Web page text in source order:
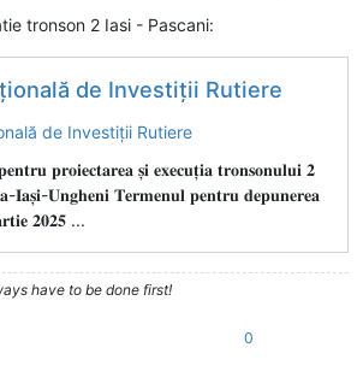
tronson 2 Iasi - Pascani:
de Investiții Rutiere
𝐩𝐫𝐨𝐢𝐞𝐜𝐭𝐚𝐫𝐞𝐚 𝐬̦𝐢 𝐞𝐱𝐞𝐜𝐮𝐭̦𝐢𝐚 𝐭𝐫𝐨𝐧𝐬𝐨𝐧𝐮𝐥𝐮𝐢 𝟐
𝐈𝐚𝐬̦𝐢-𝐔𝐧𝐠𝐡𝐞𝐧𝐢 𝐓𝐞𝐫𝐦𝐞𝐧𝐮𝐥 𝐩𝐞𝐧𝐭𝐫𝐮 𝐝𝐞𝐩𝐮𝐧𝐞𝐫𝐞𝐚
𝟐𝟎𝟐𝟓 ...
have to be done first!
0